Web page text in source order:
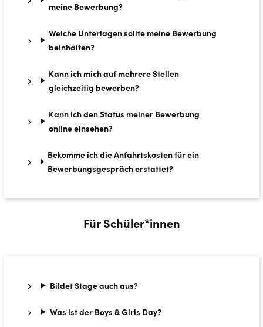
meine Bewerbung?
Welche Unterlagen sollte meine Bewerbung
beinhalten?
Kann ich mich auf mehrere Stellen
gleichzeitig bewerben?
Kann ich den Status meiner Bewerbung
online einsehen?
Bekomme ich die Anfahrtskosten für ein
Bewerbungsgespräch erstattet?
Für Schüler*innen
Bildet Stage auch aus?
Was ist der Boys & Girls Day?